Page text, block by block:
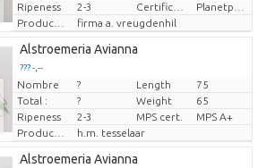
Ripeness
2-3
Producteur
firma a. vreugdenhil
Alstroemeria Avianna
??? -,--
Prix par pièce
Nombre ? Length
75
Total :
? Weight
65
Ripeness
2-3 MPS cert.
MPS A+
Producteur
h.m. tesselaar
Alstroemeria Avianna